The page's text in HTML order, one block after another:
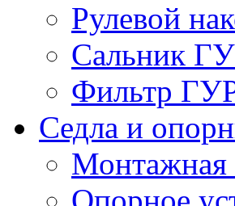
Рулевой
Сальник
Фильтр
Седла и
Монтажная